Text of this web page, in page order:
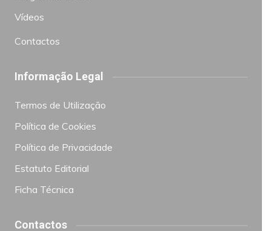
Vídeos
Contactos
Informação Legal
Termos de Utilização
Política de Cookies
Política de Privacidade
Estatuto Editorial
Ficha Técnica
Contactos